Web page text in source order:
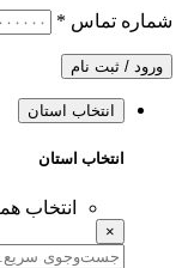
شماره تماس *
ورود / ثبت نام
انتخاب استان
انتخاب استان
انتخاب
×